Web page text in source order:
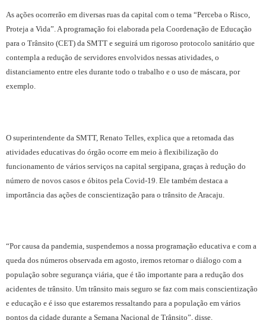
As ações ocorrerão em diversas ruas da capital com o tema “Perceba o Risco,
Proteja a Vida”. A programação foi elaborada pela Coordenação de Educação
para o Trânsito (CET) da SMTT e seguirá um rigoroso protocolo sanitário que
contempla a redução de servidores envolvidos nessas atividades, o
distanciamento entre eles durante todo o trabalho e o uso de máscara, por
exemplo.
O superintendente da SMTT, Renato Telles, explica que a retomada das
atividades educativas do órgão ocorre em meio à flexibilização do
funcionamento de vários serviços na capital sergipana, graças à redução do
número de novos casos e óbitos pela Covid-19. Ele também destaca a
importância das ações de conscientização para o trânsito de Aracaju.
“Por causa da pandemia, suspendemos a nossa programação educativa e com a
queda dos números observada em agosto, iremos retornar o diálogo com a
população sobre segurança viária, que é tão importante para a redução dos
acidentes de trânsito. Um trânsito mais seguro se faz com mais conscientização
e educação e é isso que estaremos ressaltando para a população em vários
pontos da cidade durante a Semana Nacional de Trânsito”, disse.